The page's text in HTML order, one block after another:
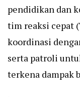
pendidikan dan
tim reaksi cepat
koordinasi
serta patroli
terkena dampak